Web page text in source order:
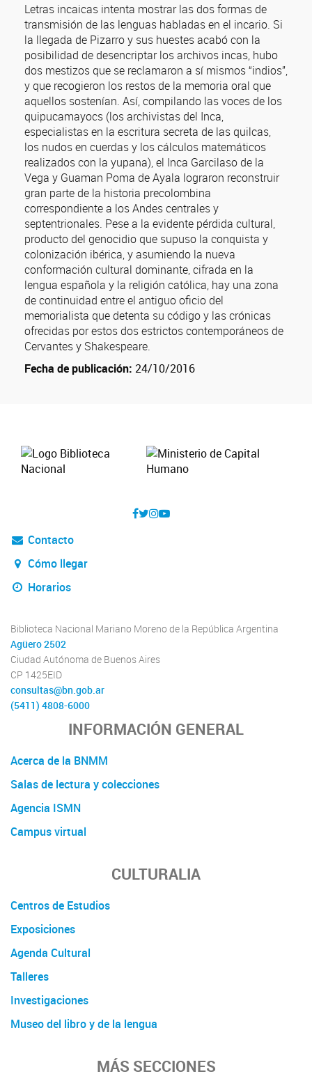
Letras incaicas intenta mostrar las dos formas de
transmisión de las lenguas habladas en el incario. Si
la llegada de Pizarro y sus huestes acabó con la
posibilidad de desencriptar los archivos incas, hubo
dos mestizos que se reclamaron a sí mismos “indios”,
y que recogieron los restos de la memoria oral que
aquellos sostenían. Así, compilando las voces de los
quipucamayocs (los archivistas del Inca,
especialistas en la escritura secreta de las quilcas,
los nudos en cuerdas y los cálculos matemáticos
realizados con la yupana), el Inca Garcilaso de la
Vega y Guaman Poma de Ayala lograron reconstruir
gran parte de la historia precolombina
correspondiente a los Andes centrales y
septentrionales. Pese a la evidente pérdida cultural,
producto del genocidio que supuso la conquista y
colonización ibérica, y asumiendo la nueva
conformación cultural dominante, cifrada en la
lengua española y la religión católica, hay una zona
de continuidad entre el antiguo oficio del
memorialista que detenta su código y las crónicas
ofrecidas por estos dos estrictos contemporáneos de
Cervantes y Shakespeare.
Fecha de publicación: 24/10/2016
Contacto
Cómo llegar
Horarios
Biblioteca Nacional Mariano Moreno de la República Argentina
Agüero 2502
Ciudad Autónoma de Buenos Aires
CP 1425EID
consultas@bn.gob.ar
(5411) 4808-6000
INFORMACIÓN GENERAL
Acerca de la BNMM
Salas de lectura y colecciones
Agencia ISMN
Campus virtual
CULTURALIA
Centros de Estudios
Exposiciones
Agenda Cultural
Talleres
Investigaciones
Museo del libro y de la lengua
MÁS SECCIONES